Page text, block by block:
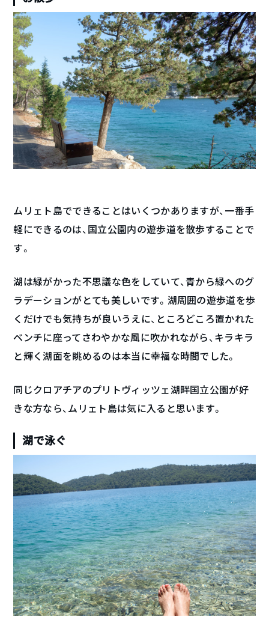
ムリェト島でできることはいくつかありますが、一番手
軽にできるのは、国立公園内の遊歩道を散歩することで
す。
湖は緑がかった不思議な色をしていて、青から緑へのグ
ラデーションがとても美しいです。湖周囲の遊歩道を歩
くだけでも気持ちが良いうえに、ところどころ置かれた
ベンチに座ってさわやかな風に吹かれながら、キラキラ
と輝く湖面を眺めるのは本当に幸福な時間でした。
同じクロアチアのプリトヴィッツェ湖畔国立公園が好
きな方なら、ムリェト島は気に入ると思います。
湖で泳ぐ